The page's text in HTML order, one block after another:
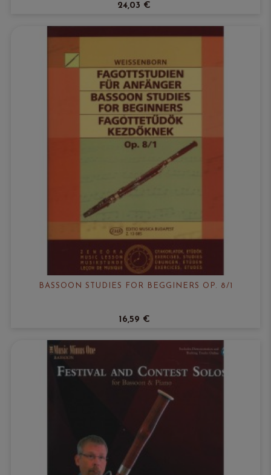
24,03 €
BASSOON STUDIES FOR BEGGINERS OP. 8/1
16,59 €